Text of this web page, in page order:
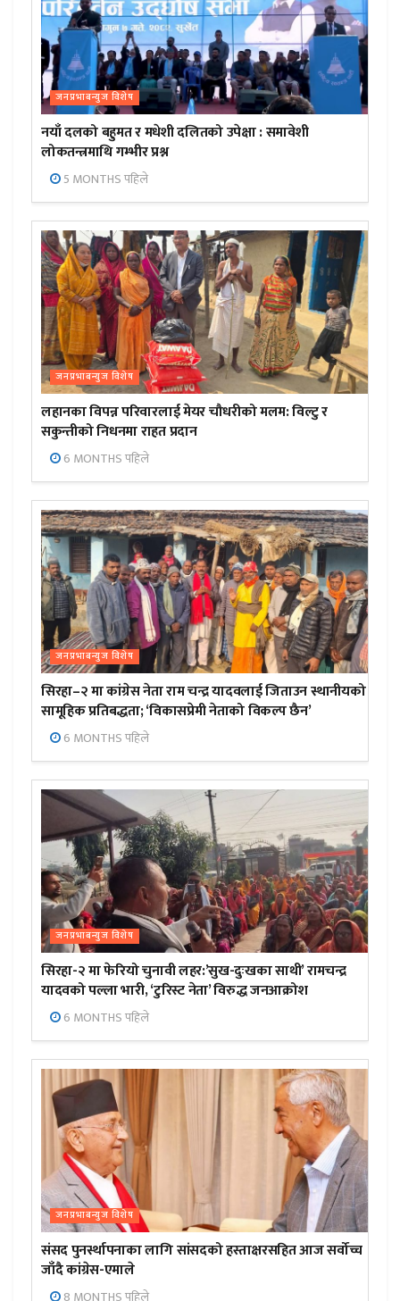
जनप्रभाबन्युज विशेष
नयाँ दलको बहुमत र मधेशी दलितको उपेक्षा : समावेशी
लोकतन्त्रमाथि गम्भीर प्रश्न
5 MONTHS पहिले
जनप्रभाबन्युज विशेष
लहानका विपन्न परिवारलाई मेयर चौधरीको मलम: विल्टु र
सकुन्तीको निधनमा राहत प्रदान
6 MONTHS पहिले
जनप्रभाबन्युज विशेष
सिरहा–२ मा कांग्रेस नेता राम चन्द्र यादवलाई जिताउन स्थानीयको
सामूहिक प्रतिबद्धता; ‘विकासप्रेमी नेताको विकल्प छैन’
6 MONTHS पहिले
जनप्रभाबन्युज विशेष
सिरहा-२ मा फेरियो चुनावी लहर:’सुख-दुःखका साथी’ रामचन्द्र
यादवको पल्ला भारी, ‘टुरिस्ट नेता’ विरुद्ध जनआक्रोश
6 MONTHS पहिले
जनप्रभाबन्युज विशेष
संसद पुनर्स्थापनाका लागि सांसदको हस्ताक्षरसहित आज सर्वोच्च
जाँदै कांग्रेस-एमाले
8 MONTHS पहिले